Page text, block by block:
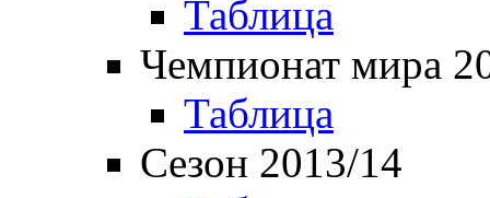
Таблица
Чемпионат мира
Таблица
Сезон 2013/14